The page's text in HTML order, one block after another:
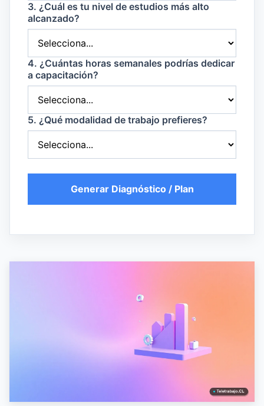
3. ¿Cuál es tu nivel de estudios más alto
alcanzado?
4. ¿Cuántas horas semanales podrías dedicar
a capacitación?
5. ¿Qué modalidad de trabajo prefieres?
Generar Diagnóstico / Plan